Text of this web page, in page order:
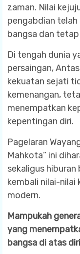
zaman. Nilai
pengabdian
bangsa dan
Di tengah dunia
persaingan,
kekuatan sejati
kemenangan,
menempatkan
kepentingan diri.
Pagelaran
Mahkota” ini
sekaligus
kembali nilai-nilai
modern.
Mampukah
yang
bangsa di atas